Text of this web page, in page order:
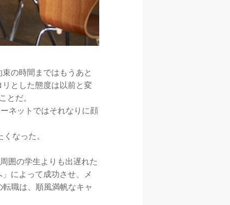
の時間まではもうあと
とした態度は以前と変
とだ。
ネットではそれなりに顔
なった。
囲の学生よりも出遅れた
によって成功させ、メ
職は、順風満帆なキャ